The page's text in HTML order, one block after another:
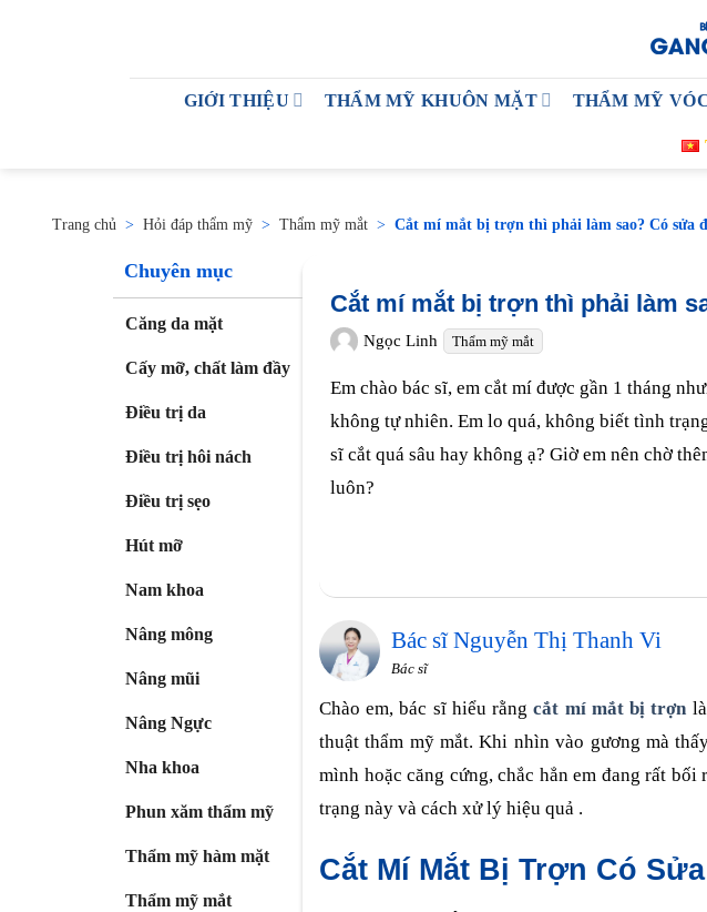
GIỚI THIỆU THẨM MỸ KHUÔN MẶT THẨM MỸ
Trang chủ > Hỏi đáp thẩm mỹ > Thẩm mỹ mắt > Cắt mí mắt bị trợn thì phải làm sao? Có sửa
Chuyên mục
Căng da mặt
Cấy mỡ, chất làm đầy
Điều trị da
Điều trị hôi nách
Điều trị sẹo
Hút mỡ
Nam khoa
Nâng mông
Nâng mũi
Nâng Ngực
Nha khoa
Phun xăm thẩm mỹ
Thẩm mỹ hàm mặt
Thẩm mỹ mắt
Cắt mí mắt bị trợn thì phải làm
Ngọc Linh Thẩm mỹ mắt
Em chào bác sĩ, em cắt mí được gần 1 tháng
không tự nhiên. Em lo quá, không biết tình
sĩ cắt quá sâu hay không ạ? Giờ em nên chờ
luôn?
Bác sĩ Nguyễn Thị Thanh Vi
Bác sĩ
Chào em, bác sĩ hiểu rằngcắt mí mắt bị trợnlà
thuật thẩm mỹ mắt. Khi nhìn vào gương mà
mình hoặc căng cứng, chắc hẳn em đang rất
trạng này và cách xử lý hiệu quả .
Cắt Mí Mắt Bị Trợn Có